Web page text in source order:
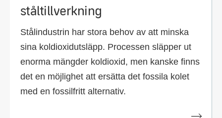
ståltillverkning
Stålindustrin har stora behov av att minska
sina koldioxidutsläpp. Processen släpper ut
enorma mängder koldioxid, men kanske finns
det en möjlighet att ersätta det fossila kolet
med en fossilfritt alternativ.